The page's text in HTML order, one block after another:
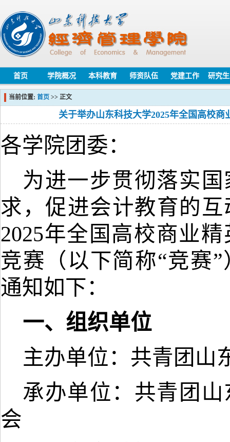
首页 学院概况 本科教育 师资队伍 党建工作 研究
当前位置: 首页 >> 正文
关于举办山东科技大学2025年全国高校
各学院团委：
为进一步贯彻落实
求，促进会计教育的
2025年全国高校商业
竞赛（以下简称“竞赛
通知如下：
一、组织单位
主办单位：共青团山
承办单位：共青团
会